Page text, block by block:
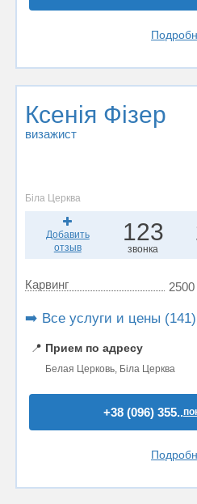
Ксенія Фізер
визажист
Біла Церква
Добавить
отзыв
123
звонка
Карвинг 2500
➡️ Все услуги и цены (141)
📍 Прием по адресу
Белая Церковь, Біла Церква
+38 (096) 355..